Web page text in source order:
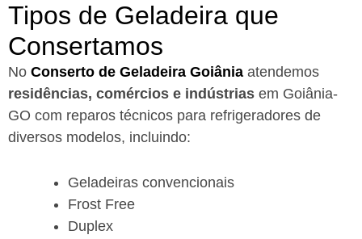
Tipos de Geladeira que
Consertamos
No Conserto de Geladeira Goiânia atendemos
residências, comércios e indústrias em Goiânia-
GO com reparos técnicos para refrigeradores de
diversos modelos, incluindo:
Geladeiras convencionais
Frost Free
Duplex